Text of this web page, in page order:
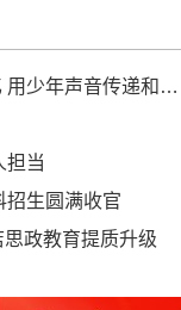
沈阳红领巾讲解员讲述战争记忆 用少年声音传递和平信念
担当
招生圆满收官
政教育提质升级